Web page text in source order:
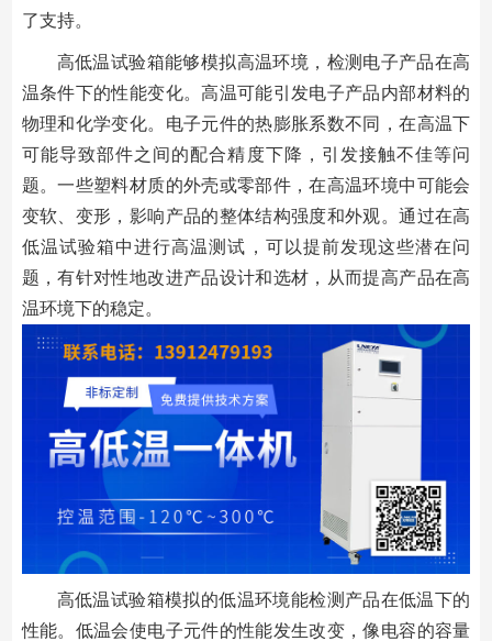
了支持。
高低温试验箱能够模拟高温环境，检测电子产品在高
温条件下的性能变化。高温可能引发电子产品内部材料的
物理和化学变化。电子元件的热膨胀系数不同，在高温下
可能导致部件之间的配合精度下降，引发接触不佳等问
题。一些塑料材质的外壳或零部件，在高温环境中可能会
变软、变形，影响产品的整体结构强度和外观。通过在高
低温试验箱中进行高温测试，可以提前发现这些潜在问
题，有针对性地改进产品设计和选材，从而提高产品在高
温环境下的稳定。
高低温试验箱模拟的低温环境能检测产品在低温下的
性能。低温会使电子元件的性能发生改变，像电容的容量